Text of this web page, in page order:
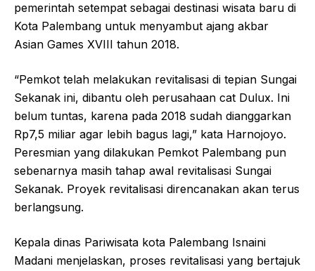
pemerintah setempat sebagai destinasi wisata baru di
Kota Palembang untuk menyambut ajang akbar
Asian Games XVIII tahun 2018.
“Pemkot telah melakukan revitalisasi di tepian Sungai
Sekanak ini, dibantu oleh perusahaan cat Dulux. Ini
belum tuntas, karena pada 2018 sudah dianggarkan
Rp7,5 miliar agar lebih bagus lagi,” kata Harnojoyo.
Peresmian yang dilakukan Pemkot Palembang pun
sebenarnya masih tahap awal revitalisasi Sungai
Sekanak. Proyek revitalisasi direncanakan akan terus
berlangsung.
Kepala dinas Pariwisata kota Palembang Isnaini
Madani menjelaskan, proses revitalisasi yang bertajuk